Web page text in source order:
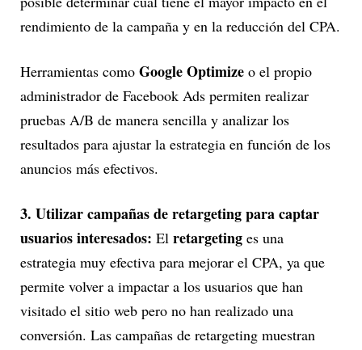
rendimiento de la campaña y en la reducción del CPA.
Herramientas como Google Optimize o el propio
administrador de Facebook Ads permiten realizar
pruebas A/B de manera sencilla y analizar los
resultados para ajustar la estrategia en función de los
anuncios más efectivos.
3. Utilizar campañas de retargeting para captar
usuarios interesados: El retargeting es una
estrategia muy efectiva para mejorar el CPA, ya que
permite volver a impactar a los usuarios que han
visitado el sitio web pero no han realizado una
conversión. Las campañas de retargeting muestran